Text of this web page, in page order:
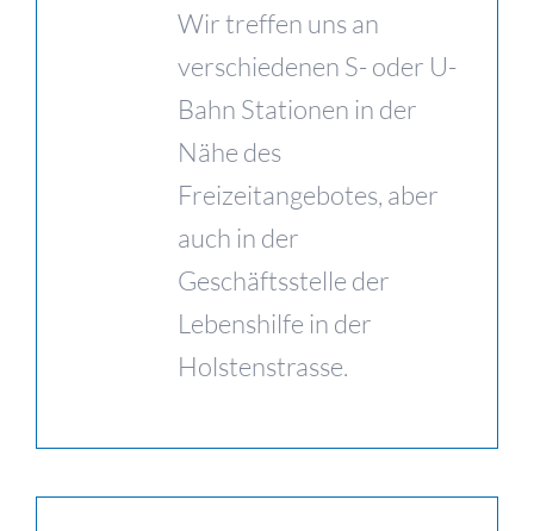
Wir treffen uns an
verschiedenen S- oder U-
Bahn Stationen in der
Nähe des
Freizeitangebotes, aber
auch in der
Geschäftsstelle der
Lebenshilfe in der
Holstenstrasse.